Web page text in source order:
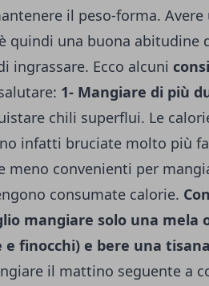
il peso-forma. Avere
quindi una buona abitudine
ingrassare. Ecco alcuni
1- Mangiare di più
chili superflui. Le
infatti bruciate molto più
meno convenienti per
consumate calorie.
mangiare solo una mela
finocchi) e bere una
il mattino seguente a